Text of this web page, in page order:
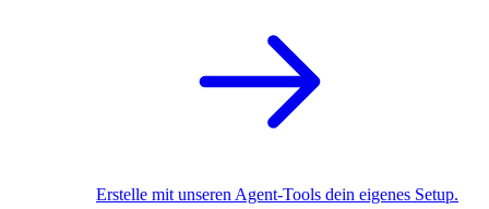
Erstelle mit unseren Agent-Tools dein eigenes Setup.